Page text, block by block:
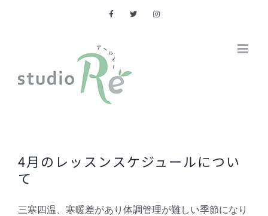
4月のレッスンスケジュールについ
て
三寒四温、寒暖差があり体調管理が難しい季節になり